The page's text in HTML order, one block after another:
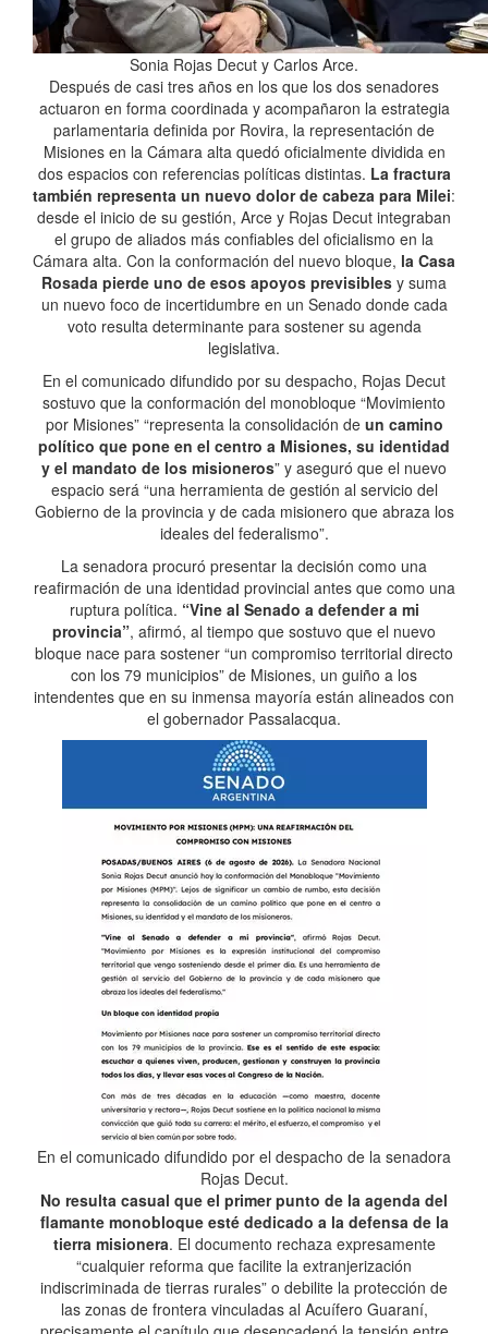
Sonia Rojas Decut y Carlos Arce.
Después de casi tres años en los que los dos senadores
actuaron en forma coordinada y acompañaron la estrategia
parlamentaria definida por Rovira, la representación de
Misiones en la Cámara alta quedó oficialmente dividida en
dos espacios con referencias políticas distintas. La fractura
también representa un nuevo dolor de cabeza para Milei:
desde el inicio de su gestión, Arce y Rojas Decut integraban
el grupo de aliados más confiables del oficialismo en la
Cámara alta. Con la conformación del nuevo bloque, la Casa
Rosada pierde uno de esos apoyos previsibles y suma
un nuevo foco de incertidumbre en un Senado donde cada
voto resulta determinante para sostener su agenda
legislativa.
En el comunicado difundido por su despacho, Rojas Decut
sostuvo que la conformación del monobloque “Movimiento
por Misiones” “representa la consolidación de un camino
político que pone en el centro a Misiones, su identidad
y el mandato de los misioneros” y aseguró que el nuevo
espacio será “una herramienta de gestión al servicio del
Gobierno de la provincia y de cada misionero que abraza los
ideales del federalismo”.
La senadora procuró presentar la decisión como una
reafirmación de una identidad provincial antes que como una
ruptura política. “Vine al Senado a defender a mi
provincia”, afirmó, al tiempo que sostuvo que el nuevo
bloque nace para sostener “un compromiso territorial directo
con los 79 municipios” de Misiones, un guiño a los
intendentes que en su inmensa mayoría están alineados con
el gobernador Passalacqua.
En el comunicado difundido por el despacho de la senadora
Rojas Decut.
No resulta casual que el primer punto de la agenda del
flamante monobloque esté dedicado a la defensa de la
tierra misionera. El documento rechaza expresamente
“cualquier reforma que facilite la extranjerización
indiscriminada de tierras rurales” o debilite la protección de
las zonas de frontera vinculadas al Acuífero Guaraní,